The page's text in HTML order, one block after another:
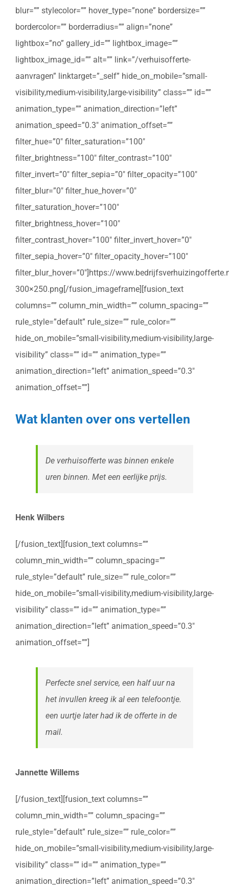
blur=”” stylecolor=”” hover_type=”none” bordersize=””
bordercolor=”” borderradius=”” align=”none”
lightbox=”no” gallery_id=”” lightbox_image=””
lightbox_image_id=”” alt=”” link=”/verhuisofferte-
aanvragen” linktarget=”_self” hide_on_mobile=”small-
visibility,medium-visibility,large-visibility” class=”” id=””
animation_type=”” animation_direction=”left”
animation_speed=”0.3″ animation_offset=””
filter_hue=”0″ filter_saturation=”100″
filter_brightness=”100″ filter_contrast=”100″
filter_invert=”0″ filter_sepia=”0″ filter_opacity=”100″
filter_blur=”0″ filter_hue_hover=”0″
filter_saturation_hover=”100″
filter_brightness_hover=”100″
filter_contrast_hover=”100″ filter_invert_hover=”0″
filter_sepia_hover=”0″ filter_opacity_hover=”100″
filter_blur_hover=”0″]https://
300×250.png[/fusion_imageframe][fusion_text
columns=”” column_min_width=”” column_spacing=””
rule_style=”default” rule_size=”” rule_color=””
hide_on_mobile=”small-visibility,medium-visibility,large-
visibility” class=”” id=”” animation_type=””
animation_direction=”left” animation_speed=”0.3″
animation_offset=””]
Wat klanten over ons vertellen
De verhuisofferte was binnen enkele
uren binnen. Met een eerlijke prijs.
Henk Wilbers
[/fusion_text][fusion_text columns=””
column_min_width=”” column_spacing=””
rule_style=”default” rule_size=”” rule_color=””
hide_on_mobile=”small-visibility,medium-visibility,large-
visibility” class=”” id=”” animation_type=””
animation_direction=”left” animation_speed=”0.3″
animation_offset=””]
Perfecte snel service, een half uur na
het invullen kreeg ik al een telefoontje.
een uurtje later had ik de offerte in de
mail.
Jannette Willems
[/fusion_text][fusion_text columns=””
column_min_width=”” column_spacing=””
rule_style=”default” rule_size=”” rule_color=””
hide_on_mobile=”small-visibility,medium-visibility,large-
visibility” class=”” id=”” animation_type=””
animation_direction=”left” animation_speed=”0.3″